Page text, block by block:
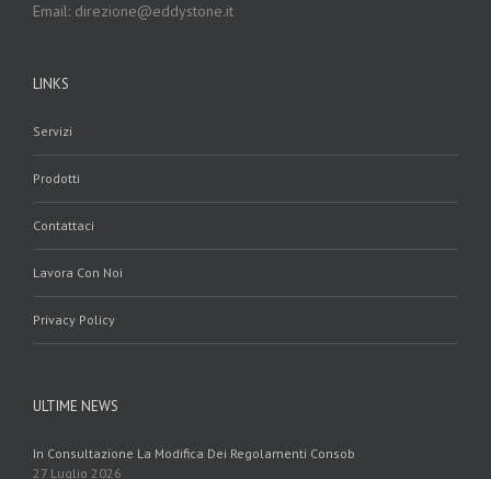
Email: direzione@eddystone.it
LINKS
Servizi
Prodotti
Contattaci
Lavora Con Noi
Privacy Policy
ULTIME NEWS
In Consultazione La Modifica Dei Regolamenti Consob
27 Luglio 2026